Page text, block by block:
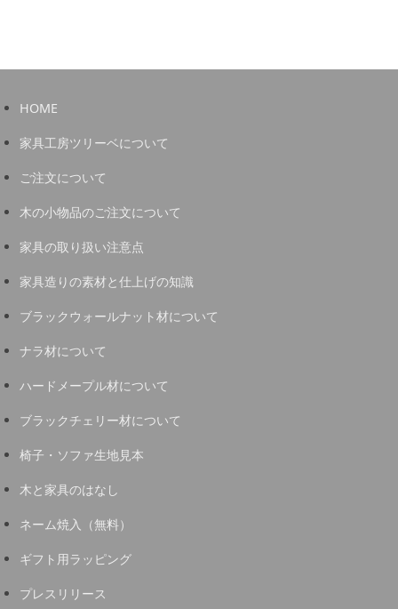
HOME
家具工房ツリーベについて
ご注文について
木の小物品のご注文について
家具の取り扱い注意点
家具造りの素材と仕上げの知識
ブラックウォールナット材について
ナラ材について
ハードメープル材について
ブラックチェリー材について
椅子・ソファ生地見本
木と家具のはなし
ネーム焼入（無料）
ギフト用ラッピング
プレスリリース